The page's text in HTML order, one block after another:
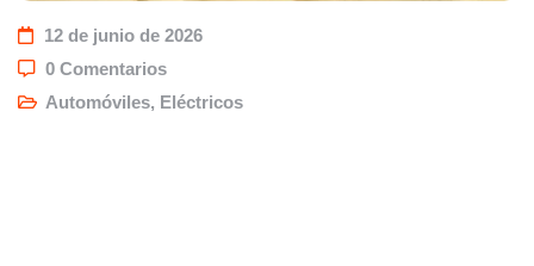
12 de junio de 2026
0 Comentarios
Automóviles, Eléctricos